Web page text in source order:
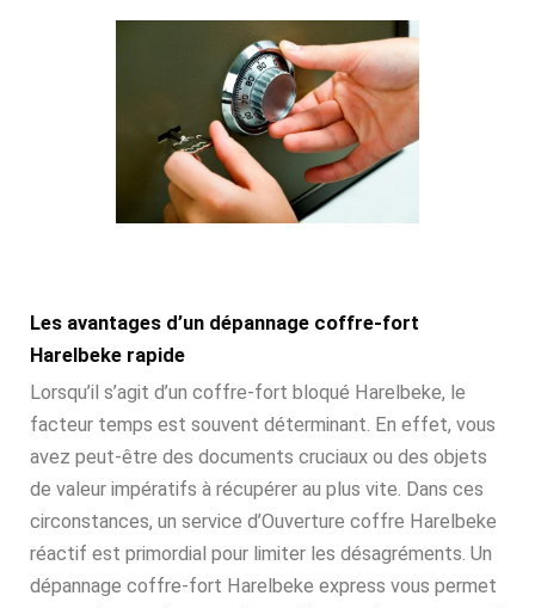
Les avantages d’un dépannage coffre-fort
Harelbeke rapide
Lorsqu’il s’agit d’un coffre-fort bloqué Harelbeke, le
facteur temps est souvent déterminant. En effet, vous
avez peut-être des documents cruciaux ou des objets
de valeur impératifs à récupérer au plus vite. Dans ces
circonstances, un service d’Ouverture coffre Harelbeke
réactif est primordial pour limiter les désagréments. Un
dépannage coffre-fort Harelbeke express vous permet